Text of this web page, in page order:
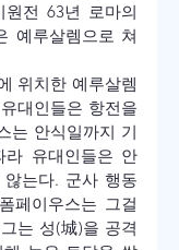
전 63년 로마의
예루살렘으로 쳐
위치한 예루살렘
대인들은 항전을
는 안식일까지 기
라 유대인들은 안
는다. 군사 행동
페이우스는 그걸
는 성(城)을 공격